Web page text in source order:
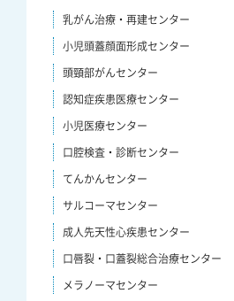
乳がん治療・再建センター
小児頭蓋顔面形成センター
頭頸部がんセンター
認知症疾患医療センター
小児医療センター
口腔検査・診断センター
てんかんセンター
サルコーマセンター
成人先天性心疾患センター
口唇裂・口蓋裂総合治療センター
メラノーマセンター